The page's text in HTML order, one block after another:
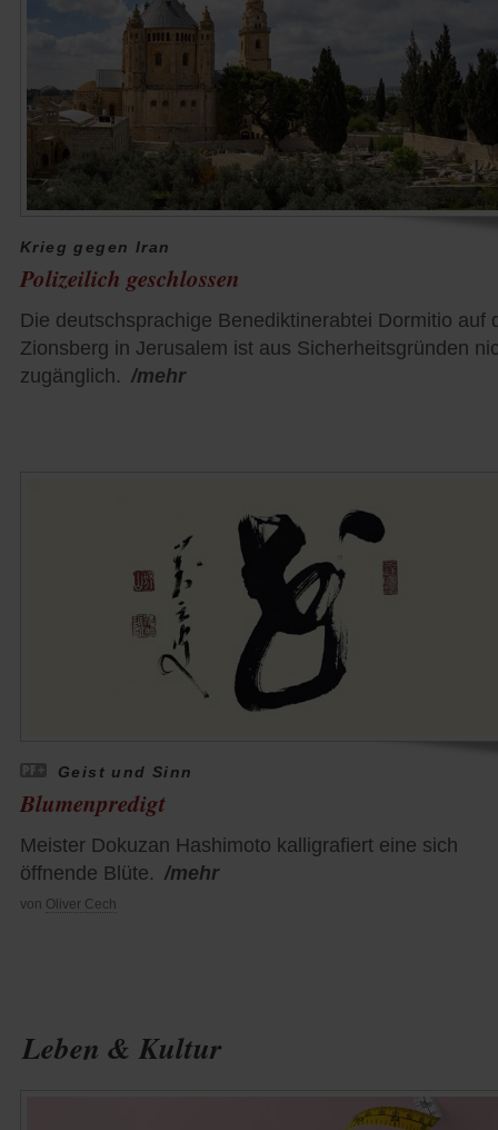
Krieg gegen Iran
Polizeilich geschlossen
Die deutschsprachige Benediktinerabtei Dormitio auf
Zionsberg in Jerusalem ist aus Sicherheitsgründen
zugänglich. /mehr
Geist und Sinn
Blumenpredigt
Meister Dokuzan Hashimoto kalligrafiert eine sich
öffnende Blüte. /mehr
von Oliver Cech
Leben & Kultur